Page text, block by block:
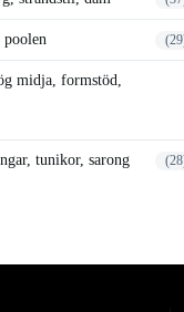
29
midja, formstöd,
tunikor, sarong 28